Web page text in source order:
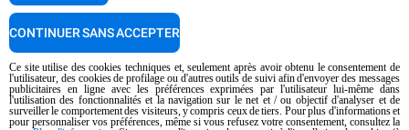
Traitement de l'eau avec filtres à résine
Garantie Unox
Trouver les Centres SAV
AI Content Disclaimer Privacy policy Cookie policy
Ce site utilise des cookies techniques et, seulement après avoir obtenu le consentement de
l'utilisateur, des cookies de profilage ou d'autres outils de suivi afin d'envoyer des messages
publicitaires en ligne avec les préférences exprimées par l'utilisateur lui-même dans
l'utilisation des fonctionnalités et la navigation sur le net et / ou objectif d'analyser et de
surveiller le comportement des visiteurs, y compris ceux de tiers. Pour plus d'informations et
pour personnaliser vos préférences, même si vous refusez votre consentement, consultez la
CONTINUER SANS ACCEPTER